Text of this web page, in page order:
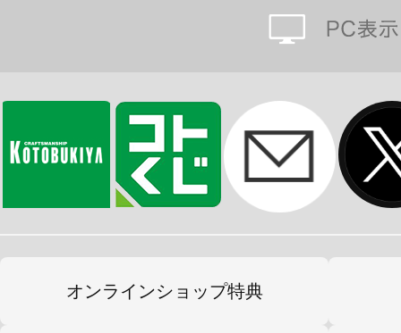
■本体各部に設けられた３㎜ジョイ
ポンをはじめとした様々な拡張部品
どの付属品の取り付けも３㎜ジョイ
ズへの流用もしやすい構成になって
■首、腰、肩、肘、手首、股関節、
部は３㎜ジョイント規格で接続され
ます。オンラインショップ特典